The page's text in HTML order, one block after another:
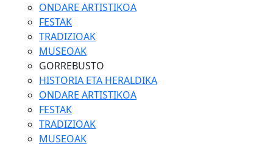
ONDARE ARTISTIKOA
FESTAK
TRADIZIOAK
MUSEOAK
GORREBUSTO
HISTORIA ETA HERALDIKA
ONDARE ARTISTIKOA
FESTAK
TRADIZIOAK
MUSEOAK